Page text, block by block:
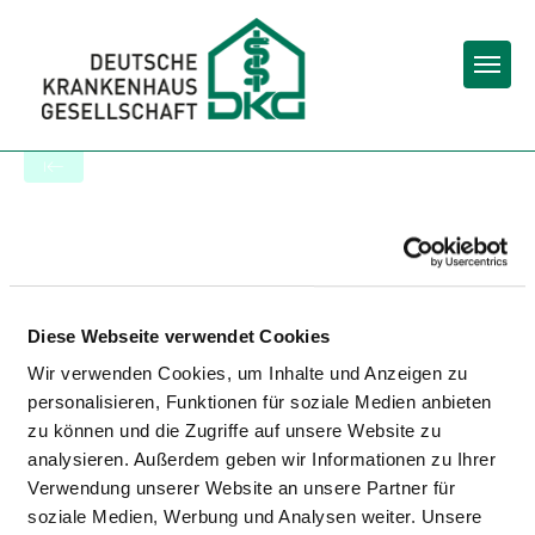
Diese Webseite verwendet Cookies
Wir verwenden Cookies, um Inhalte und Anzeigen zu
personalisieren, Funktionen für soziale Medien anbieten
zu können und die Zugriffe auf unsere Website zu
analysieren. Außerdem geben wir Informationen zu Ihrer
Verwendung unserer Website an unsere Partner für
soziale Medien, Werbung und Analysen weiter. Unsere
FACHKRANKENHAUS